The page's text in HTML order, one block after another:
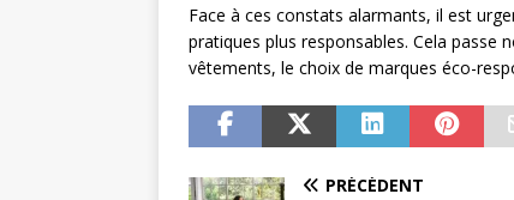
Face à ces constats alarmants, il est
pratiques plus responsables. Cela
vêtements, le choix de marques éco-
PRÉCÉDENT